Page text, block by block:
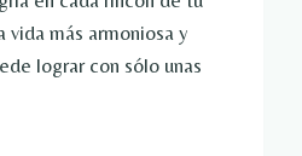
vida más armoniosa y
lograr con sólo unas